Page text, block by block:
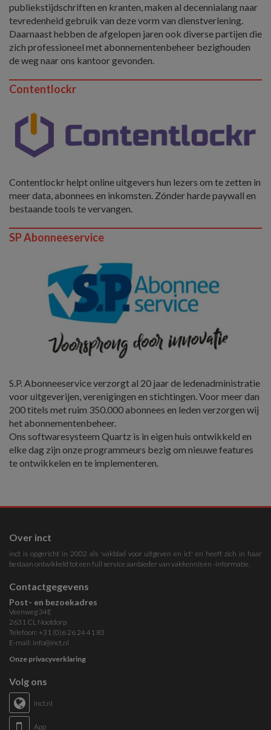
publiekstijdschriften en kranten, maken al decennialang naar
tevredenheid gebruik van deze vorm van dienstverlening.
Daarnaast hebben de afgelopen jaren ook diverse partijen die
zich professioneel met abonnementenbeheer bezighouden
de weg naar ons kantoor gevonden.
Contentlockr
Contentlockr helpt online uitgevers hun lezers om te zetten in
meer data, abonnees en inkomsten. Zónder harde paywall en
bestaande tools te vervangen.
SP Abonneeservice
S.P. Abonneeservice verzorgt al 20 jaar de ledenadministratie
voor uitgeverijen, verenigingen en stichtingen. Voor meer dan
200 titels met ruim 350.000 abonnees en leden verzorgen wij
het abonnementenbeheer.
Ons softwaresysteem Quartz is in eigen huis ontwikkeld en
elke dag zijn onze programmeurs bezig om nieuwe features
te ontwikkelen en te implementeren.
Over inct
inct is opgericht in 2002 als 'vakblad voor uitgeven en ict' en heeft zich in haar
bestaan ontwikkeld tot een full service aanbieder van vakkennis en -informatie.
Contactgegevens
Post- en bezoekadres
Veenweg 34E
2631 CL Nootdorp
Telefoon: +31 (0)6 26 24 41 83
E-mail: info@inct.nl
Onze privacyverklaring
Volg ons
inct.nl
App